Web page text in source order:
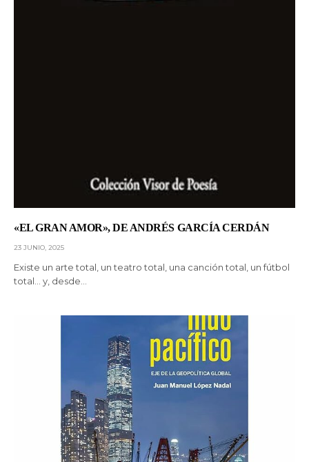
«EL GRAN AMOR», DE ANDRÉS GARCÍA CERDÁN
23 JUNIO, 2025
Existe un arte total, un teatro total, una canción total, un fútbol
total… y, desde…